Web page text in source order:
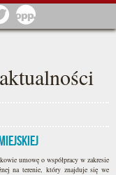
Twitter
umowę o współpracy w zakresie
na terenie, który znajduje się we